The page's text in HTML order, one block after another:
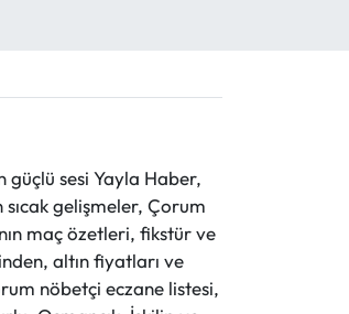
güçlü sesi Yayla Haber,
sıcak gelişmeler, Çorum
maç özetleri, fikstür ve
altın fiyatları ve
nöbetçi eczane listesi,